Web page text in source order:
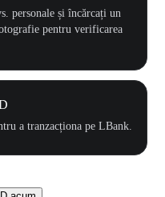
personale și încărcați un
pentru verificarea
a tranzacționa pe LBank.